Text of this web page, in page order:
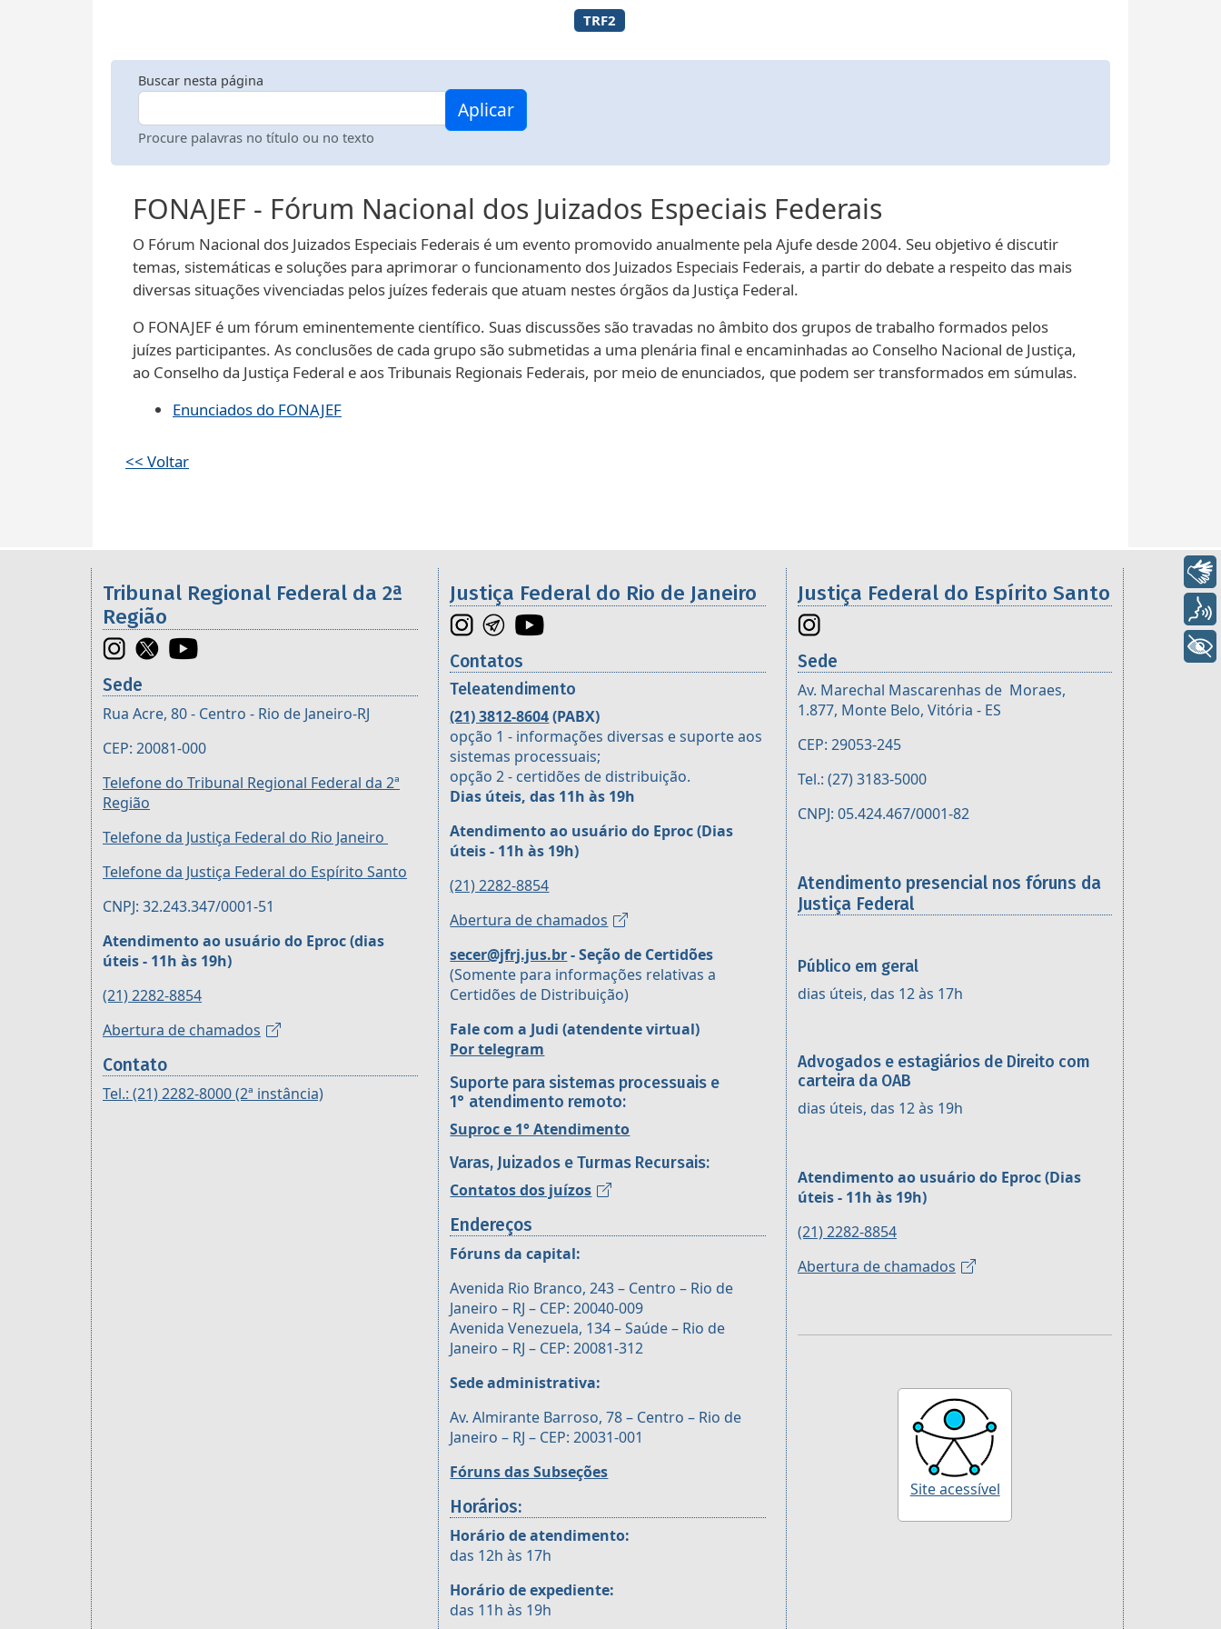
TRF2
Buscar nesta página
Procure palavras no título ou no texto
Aplicar
FONAJEF - Fórum Nacional dos Juizados Especiais Federais
O Fórum Nacional dos Juizados Especiais Federais é um evento promovido anualmente pela Ajufe desde 2004. Seu objetivo é discutir
temas, sistemáticas e soluções para aprimorar o funcionamento dos Juizados Especiais Federais, a partir do debate a respeito das mais
diversas situações vivenciadas pelos juízes federais que atuam nestes órgãos da Justiça Federal.
O FONAJEF é um fórum eminentemente científico. Suas discussões são travadas no âmbito dos grupos de trabalho formados pelos
juízes participantes. As conclusões de cada grupo são submetidas a uma plenária final e encaminhadas ao Conselho Nacional de Justiça,
ao Conselho da Justiça Federal e aos Tribunais Regionais Federais, por meio de enunciados, que podem ser transformados em súmulas.
Enunciados do FONAJEF
<< Voltar
Informações úteis sobre os órgãos da 2ª Região
Tribunal Regional Federal da 2ª
Região
Sede
Rua Acre, 80 - Centro - Rio de Janeiro-RJ
CEP: 20081-000
Telefone do Tribunal Regional Federal da 2ª
Região
Telefone da Justiça Federal do Rio Janeiro
Telefone da Justiça Federal do Espírito Santo
CNPJ: 32.243.347/0001-51
Atendimento ao usuário do Eproc (dias
úteis - 11h às 19h)
(21) 2282-8854
Abertura de chamados
Contato
Tel.: (21) 2282-8000 (2ª instância)
Justiça Federal do Rio de Janeiro
Contatos
Teleatendimento
(21) 3812-8604(PABX)
opção 1 - informações diversas e suporte aos
sistemas processuais;
opção 2 - certidões de distribuição.
Dias úteis, das 11h às 19h
Atendimento ao usuário do Eproc (Dias
úteis - 11h às 19h)
(21) 2282-8854
Abertura de chamados
secer@jfrj.jus.br- Seção de Certidões
(Somente para informações relativas a
Certidões de Distribuição)
Fale com a Judi (atendente virtual)
Por telegram
Suporte para sistemas processuais e
1° atendimento remoto:
Suproc e 1° Atendimento
Varas, Juizados e Turmas Recursais:
Contatos dos juízos
Endereços
Fóruns da capital:
Avenida Rio Branco, 243 – Centro – Rio de
Janeiro – RJ – CEP: 20040-009
Avenida Venezuela, 134 – Saúde – Rio de
Janeiro – RJ – CEP: 20081-312
Sede administrativa:
Av. Almirante Barroso, 78 – Centro – Rio de
Janeiro – RJ – CEP: 20031-001
Fóruns das Subseções
Horários:
Horário de atendimento:
das 12h às 17h
Horário de expediente:
das 11h às 19h
Justiça Federal do Espírito Santo
Sede
Av. Marechal Mascarenhas de Moraes,
1.877, Monte Belo, Vitória - ES
CEP: 29053-245
Tel.: (27) 3183-5000
CNPJ: 05.424.467/0001-82
Atendimento presencial nos fóruns da
Justiça Federal
Público em geral
dias úteis, das 12 às 17h
Advogados e estagiários de Direito com
carteira da OAB
dias úteis, das 12 às 19h
Atendimento ao usuário do Eproc (Dias
úteis - 11h às 19h)
(21) 2282-8854
Abertura de chamados
Site acessível
Libras
+ Acessibilidade